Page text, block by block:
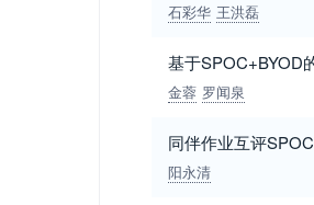
石彩华 王洪磊
基于
金蓉 罗闻泉
同伴作业互评
阳永清